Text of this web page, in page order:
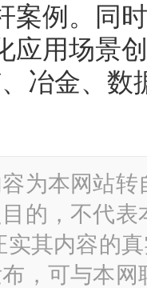
案例。同
应用场景
冶金、数
为本网站
的，不代
其内容的
，可与本